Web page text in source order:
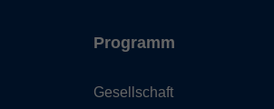
Programm
Gesellschaft